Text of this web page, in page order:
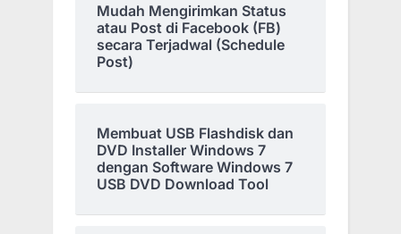
Mudah Mengirimkan Status
atau Post di Facebook (FB)
secara Terjadwal (Schedule
Post)
Membuat USB Flashdisk dan
DVD Installer Windows 7
dengan Software Windows 7
USB DVD Download Tool